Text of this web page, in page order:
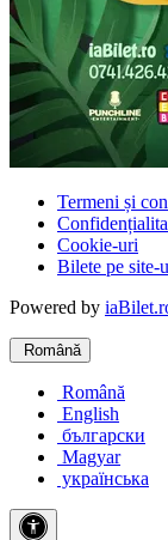
Termeni și
Cookie-uri
Bilete pe site-
Powered by
Română
Română
English
български
Magyar
українська